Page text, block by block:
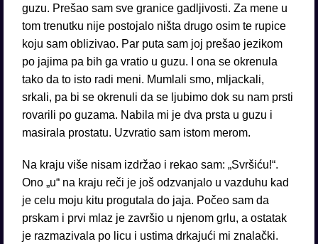
guzu. Prešao sam sve granice gadljivosti. Za mene u
tom trenutku nije postojalo ništa drugo osim te rupice
koju sam oblizivao. Par puta sam joj prešao jezikom
po jajima pa bih ga vratio u guzu. I ona se okrenula
tako da to isto radi meni. Mumlali smo, mljackali,
srkali, pa bi se okrenuli da se ljubimo dok su nam prsti
rovarili po guzama. Nabila mi je dva prsta u guzu i
masirala prostatu. Uzvratio sam istom merom.
Na kraju više nisam izdržao i rekao sam: „Svršiću!“.
Ono „u“ na kraju reči je još odzvanjalo u vazduhu kad
je celu moju kitu progutala do jaja. Počeo sam da
prskam i prvi mlaz je završio u njenom grlu, a ostatak
je razmazivala po licu i ustima drkajući mi znalački.